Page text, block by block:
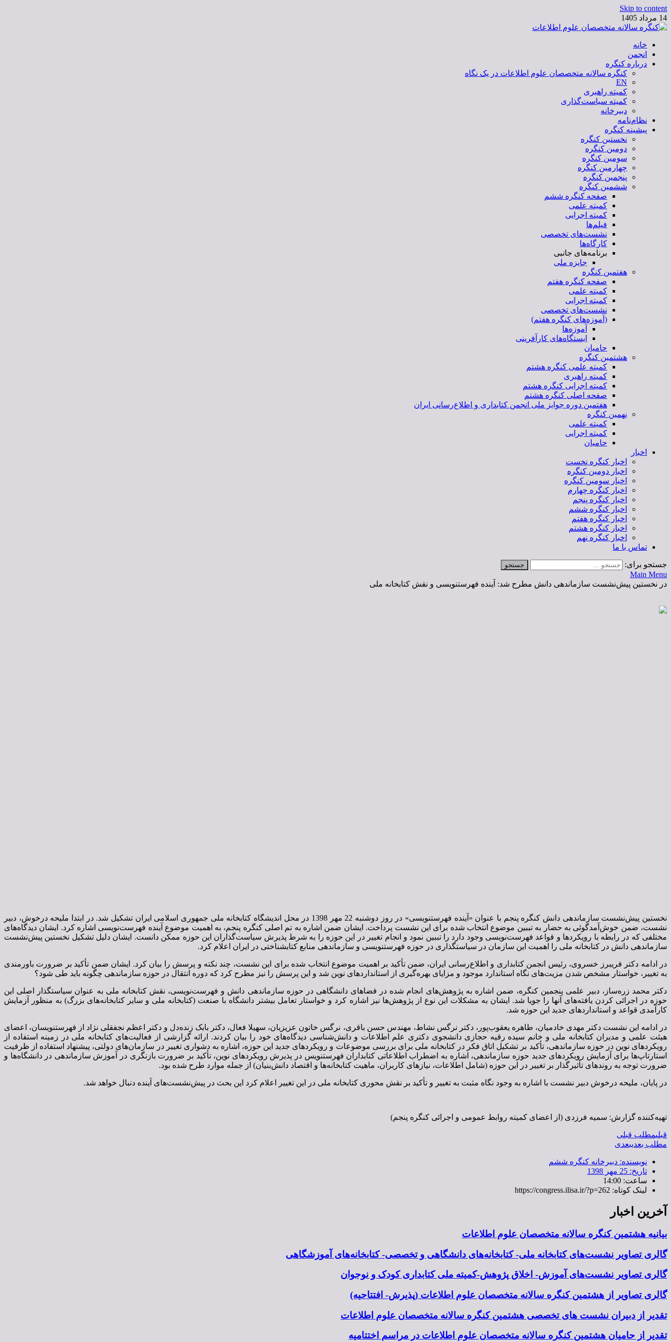
Skip to content
14 مرداد 1405
کنگره سالانه متخصصان علوم اطلاعات
خانه
انجمن
درباره کنگره
کنگره سالانه متخصصان علوم اطلاعات در یک نگاه
EN
کمیته راهبری
کمیته سیاست‌گذاری
دبیرخانه
نظام‌نامه
پیشینه کنگره
نخستین کنگره
دومین کنگره
سومین کنگره
چهارمین کنگره
پنجمین کنگره
ششمین کنگره
صفحه کنگره ششم
کمیته علمی
کمیته اجرایی
فیلم‌ها
نشست‌های تخصصی
کارگاه‌ها
برنامه‌های جانبی
جایزه ملی
هفتمین کنگره
صفحه کنگره هفتم
کمیته علمی
کمیته اجرایی
نشست‌های تخصصی
(آموزه‌های کنگره هفتم)
آموزه‌ها
ایستگاه‌های کارآفرینی
حامیان
هشتمین کنگره
کمیته علمی کنگره هشتم
کمیته راهبری
کمیته اجرایی کنگره هشتم
صفحه اصلی کنگره هشتم
هفتمین دوره جوایز ملی انجمن کتابداری و اطلاع‌رسانی ایران
نهمین کنگره
کمیته علمی
کمیته اجرایی
حامیان
اخبار
اخبار کنگره نخست
اخبار دومین کنگره
اخبار سومین کنگره
اخبار کنگره چهارم
اخبار کنگره پنجم
اخبار کنگره ششم
اخبار کنگره هفتم
اخبار کنگره هشتم
اخبار کنگره نهم
تماس با ما
جستجو برای:
Main Menu
در نخستین پیش‌نشست سازماندهی دانش مطرح شد: آینده فهرستنویسی و نقش کتابخانه ملی
نخستین پیش‌نشست سازماندهی دانش کنگره پنجم با عنوان «آینده فهرستنویسی» در روز دوشنبه 22 مهر 1398 در محل اندیشگاه کتابخانه ملی جمهوری اسلامی ایران تشکیل شد. در ابتدا ملیحه درخوش، دبیر
نشست، ضمن خوش‌آمدگوئی به حضار به تببین موضوع انتخاب شده برای این نشست پرداخت. ایشان ضمن اشاره به تم اصلی کنگره پنجم، به اهمیت موضوع آینده فهرست‌نویسی اشاره کرد. ایشان دیدگاه‌های
مختلفی که در رابطه با رویکردها و قواعد فهرست‌نویسی وجود دارد را تببین نمود و انجام تغییر در این حوزه را به شرط پذیرش سیاست‌گذاران این حوزه ممکن دانست. ایشان دلیل تشکیل نخستین پیش‌نشست
سازماندهی دانش در کتابخانه ملی را اهمیت این سازمان در سیاستگذاری در حوزه فهرستنویسی و سازماندهی منابع کتابشناختی در ایران اعلام کرد.
در ادامه دکتر فریبرز خسروی، رئیس انجمن کتابداری و اطلاع‌رسانی ایران، ضمن تأکید بر اهمیت موضوع انتخاب شده برای این نشست، چند نکته و پرسش را بیان کرد. ایشان ضمن تأکید بر ضرورت باورمندی
به تغییر، خواستار مشخص شدن مزیت‌های نگاه استاندارد موجود و مزایای بهره‌گیری از استانداردهای نوین شد و این پرسش را نیز مطرح کرد که دوره انتقال در حوزه سازماندهی چگونه باید طی شود؟
دکتر محمد زره‌ساز، دبیر علمی پنجمین کنگره، ضمن اشاره به پژوهش‌های انجام شده در فضاهای دانشگاهی در حوزه سازماندهی دانش و فهرست‌نویسی، نقش کتابخانه ملی به عنوان سیاستگذار اصلی این
حوزه در اجرائی کردن یافته‌های آنها را جویا شد. ایشان به مشکلات این نوع از پژوهش‌ها نیز اشاره کرد و خواستار تعامل بیشتر دانشگاه با صنعت (کتابخانه ملی و سایر کتابخانه‌های بزرگ) به منظور آزمایش
کارآمدی قواعد و استانداردهای جدید این حوزه شد.
در ادامه این نشست دکتر مهدی خادمیان، طاهره یعقوب‌پور، دکتر نرگس نشاط، مهندس حسن باقری، نرگس خاتون عزیزیان، سهیلا فعال، دکتر بابک زنده‌دل و دکتر اعظم نجفقلی نژاد از فهرستنویسان، اعضای
هیئت علمی و مدیران کتابخانه ملی و خانم سیده رقیه حجازی دانشجوی دکتری علم اطلاعات و دانش‌شناسی دیدگاه‌های خود را بیان کردند. ارائه گزارشی از فعالیت‌های کتابخانه ملی در زمینه استفاده از
رویکردهای نوین در حوزه سازماندهی، تأکید بر تشکیل اتاق فکر در کتابخانه ملی برای بررسی موضوعات و رویکردهای جدید این حوزه، اشاره به دشواری تغییر در سازمان‌های دولتی، پیشنهاد استفاده از ظرفیت
استارتاپ‌ها برای آزمایش رویکردهای جدید حوزه سازماندهی، اشاره به اضطراب اطلاعاتی کتابداران فهرستنویس در پذیرش رویکردهای نوین، تأکید بر ضرورت بازنگری در آموزش سازماندهی در دانشگاه‌ها و
ضرورت توجه به روندهای تأثیرگذار بر تغییر در این حوزه (شامل اطلاعات، نیازهای کاربران، ماهیت کتابخانه‌ها و اقتصاد دانش‌بنیان) از جمله موارد طرح شده بود.
در پایان، ملیحه درخوش دبیر نشست با اشاره به وجود نگاه مثبت به تغییر و تأکید بر نقش محوری کتابخانه ملی در این تغییر اعلام کرد این بحث در پیش‌نشست‌های آینده دنبال خواهد شد.
تهیه‌کننده گزارش: سمیه فرزدی (از اعضای کمیته روابط عمومی و اجرائی کنگره پنجم)
قبلیمطلب قبلی
مطلب بعدیبعدی
نویسنده: دبیرخانه کنگره ششم
تاریخ: 25 مهر 1398
ساعت: 14:00
لینک کوتاه: https://congress.ilisa.ir/?p=262
آخرین اخبار
بیانیه هشتمین کنگره سالانه متخصصان علوم اطلاعات
گالری تصاویر نشست‌های کتابخانه ملی- کتابخانه‌های دانشگاهی و تخصصی- کتابخانه‌های آموزشگاهی
گالری تصاویر نشست‌های آموزش- اخلاق پژوهش-کمیته ملی کتابداری کودک و نوجوان
گالری تصاویر از هشتمین کنگره سالانه متخصصان علوم اطلاعات (پذیرش- افتتاحیه)
تقدیر از دبیران نشست های تخصصی هشتمین کنگره سالانه متخصصان علوم اطلاعات
تقدیر از حامیان هشتمین کنگره سالانه متخصصان علوم اطلاعات در مراسم اختتامیه